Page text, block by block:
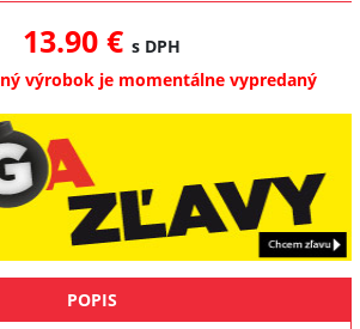
13.90 € s DPH
výrobok je momentálne vypredaný
POPIS